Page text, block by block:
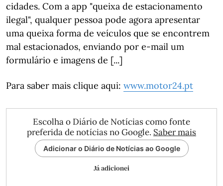
cidades. Com a app "queixa de estacionamento
ilegal", qualquer pessoa pode agora apresentar
uma queixa forma de veículos que se encontrem
mal estacionados, enviando por e-mail um
formulário e imagens de [...]
Para saber mais clique aqui: www.motor24.pt
Escolha o Diário de Notícias como fonte
preferida de notícias no Google. Saber mais
Adicionar o Diário de Notícias ao Google
Já adicionei